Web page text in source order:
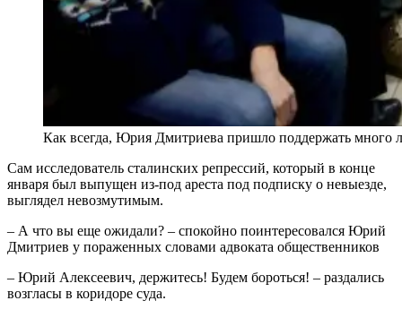
Как всегда, Юрия Дмитриева пришло поддержать
Сам исследователь сталинских репрессий, который в конце
января был выпущен из-под ареста под подписку о невыезде,
выглядел невозмутимым.
– А что вы еще ожидали? – спокойно поинтересовался Юрий
Дмитриев у пораженных словами адвоката общественников
– Юрий Алексеевич, держитесь! Будем бороться! – раздались
возгласы в коридоре суда.